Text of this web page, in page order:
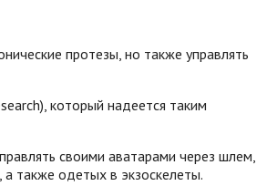
протезы, но также управлять
который надеется таким
своими аватарами через шлем,
также одетых в экзоскелеты.